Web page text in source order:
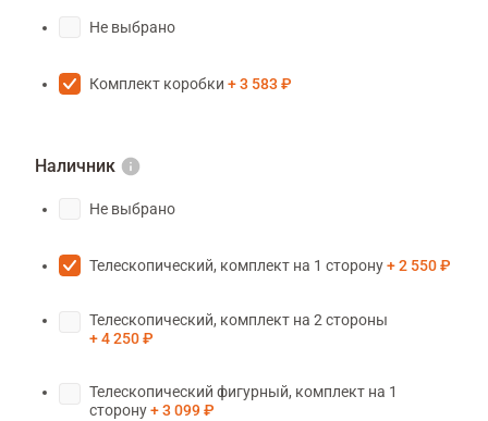
Не выбрано
Комплект коробки 3 583 ₽
Наличник
Не выбрано
Телескопический, комплект на 1 сторону 2 550 ₽
Телескопический, комплект на 2 стороны
4 250 ₽
Телескопический фигурный, комплект на 1
сторону
3 099 ₽